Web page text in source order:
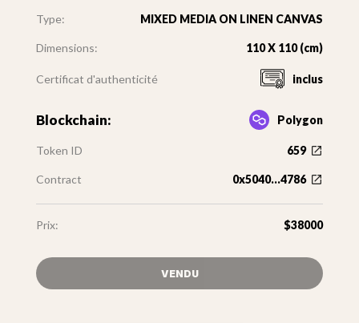
Type: MIXED MEDIA ON LINEN CANVAS
Dimensions: 110 X 110 (cm)
Certificat d'authenticité inclus
Blockchain: Polygon
Token ID 659
Contract 0x5040...4786
Prix: $38000
VENDU